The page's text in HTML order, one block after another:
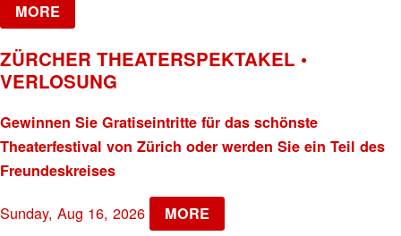
MORE
ZÜRCHER THEATERSPEKTAKEL •
VERLOSUNG
Gewinnen Sie Gratiseintritte für das schönste
Theaterfestival von Zürich oder werden Sie ein Teil des
Freundeskreises
Sunday, Aug 16, 2026 MORE